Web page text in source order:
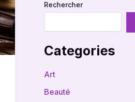
Rechercher
Categories
Art
Beauté